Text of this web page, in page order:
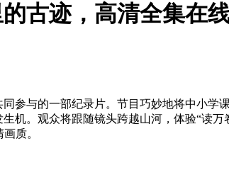
古迹，高清全集在
参与的一部纪录片。节目巧妙地将中小
机。观众将跟随镜头跨越山河，体验“读
质。